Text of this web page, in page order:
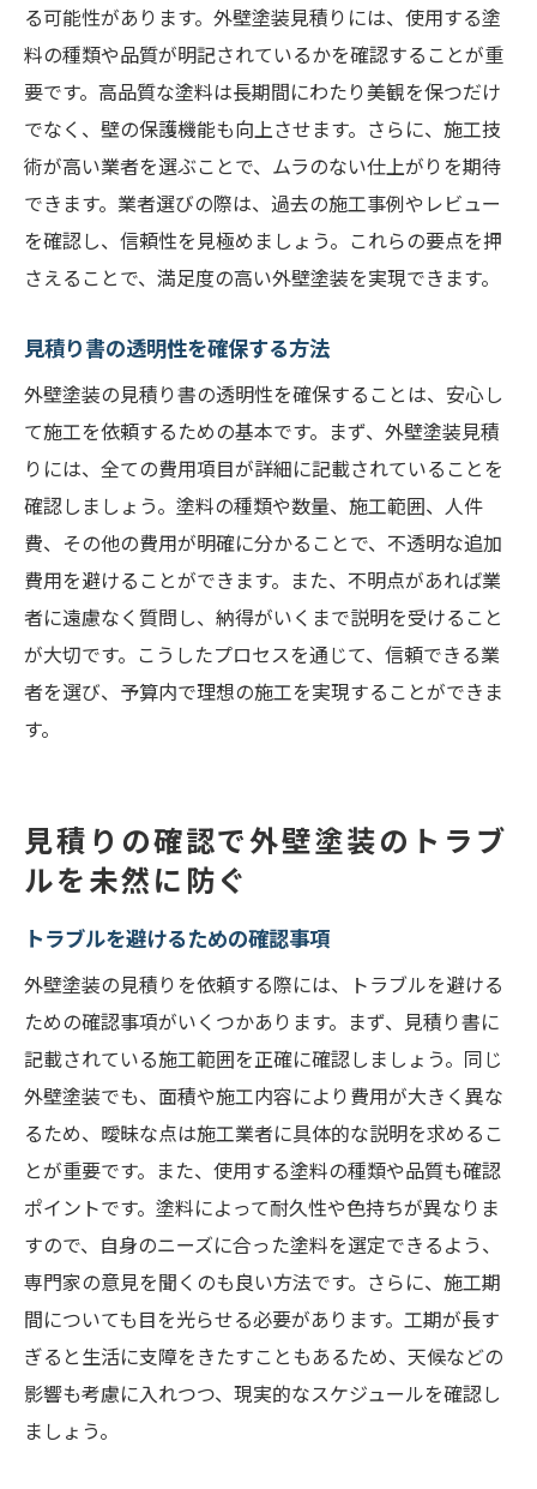
る可能性があります。外壁塗装見積りには、使用する塗
料の種類や品質が明記されているかを確認することが重
要です。高品質な塗料は長期間にわたり美観を保つだけ
でなく、壁の保護機能も向上させます。さらに、施工技
術が高い業者を選ぶことで、ムラのない仕上がりを期待
できます。業者選びの際は、過去の施工事例やレビュー
を確認し、信頼性を見極めましょう。これらの要点を押
さえることで、満足度の高い外壁塗装を実現できます。
見積り書の透明性を確保する方法
外壁塗装の見積り書の透明性を確保することは、安心し
て施工を依頼するための基本です。まず、外壁塗装見積
りには、全ての費用項目が詳細に記載されていることを
確認しましょう。塗料の種類や数量、施工範囲、人件
費、その他の費用が明確に分かることで、不透明な追加
費用を避けることができます。また、不明点があれば業
者に遠慮なく質問し、納得がいくまで説明を受けること
が大切です。こうしたプロセスを通じて、信頼できる業
者を選び、予算内で理想の施工を実現することができま
す。
見積りの確認で外壁塗装のトラブ
ルを未然に防ぐ
トラブルを避けるための確認事項
外壁塗装の見積りを依頼する際には、トラブルを避ける
ための確認事項がいくつかあります。まず、見積り書に
記載されている施工範囲を正確に確認しましょう。同じ
外壁塗装でも、面積や施工内容により費用が大きく異な
るため、曖昧な点は施工業者に具体的な説明を求めるこ
とが重要です。また、使用する塗料の種類や品質も確認
ポイントです。塗料によって耐久性や色持ちが異なりま
すので、自身のニーズに合った塗料を選定できるよう、
専門家の意見を聞くのも良い方法です。さらに、施工期
間についても目を光らせる必要があります。工期が長す
ぎると生活に支障をきたすこともあるため、天候などの
影響も考慮に入れつつ、現実的なスケジュールを確認し
ましょう。